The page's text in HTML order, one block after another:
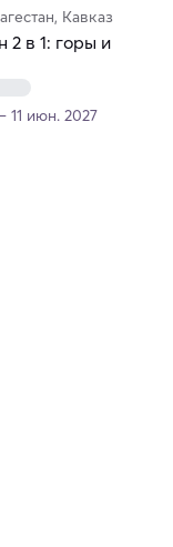
Кавказ
2 в 1: горы и
11 июн. 2027